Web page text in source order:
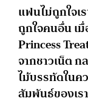
แฟนไม่ถูกใจเ
ถูกใจคนอื่น เ
Princess
จากชาวเน็ต ก
ไม้บรรทัดในค
สัมพันธ์ของเรา